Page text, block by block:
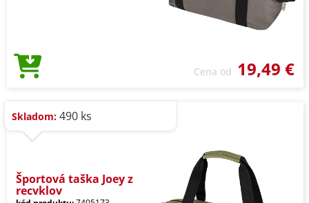
Cena od 19,49 €
Skladom: 490 ks
Športová taška Joey z
recyklov